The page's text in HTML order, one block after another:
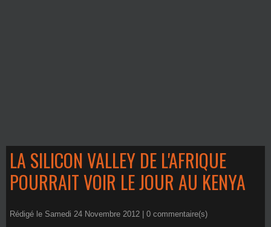
LA SILICON VALLEY DE L'AFRIQUE
POURRAIT VOIR LE JOUR AU KENYA
Rédigé le Samedi 24 Novembre 2012 | 0 commentaire(s)